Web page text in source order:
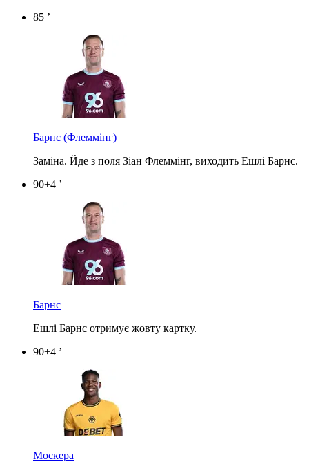
85 ’
Барнс (Флеммінг)
Заміна. Йде з поля Зіан Флеммінг, виходить Ешлі Барнс.
90+4 ’
Барнс
Ешлі Барнс отримує жовту картку.
90+4 ’
Москера